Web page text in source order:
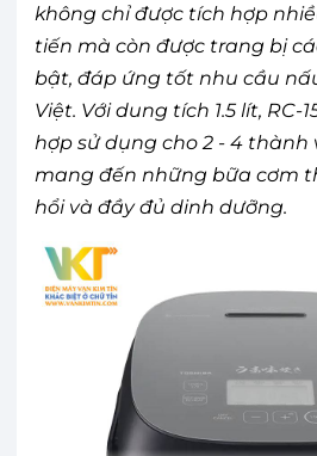
không chỉ được tích hợp
tiến mà còn được trang bị
bật, đáp ứng tốt nhu cầu
Việt. Với dung tích 1.5 lít, RC-
hợp sử dụng cho 2 - 4 thành
mang đến những bữa cơm
hổi và đầy đủ dinh dưỡng.